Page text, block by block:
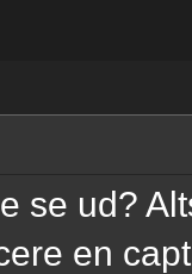
se ud?
en